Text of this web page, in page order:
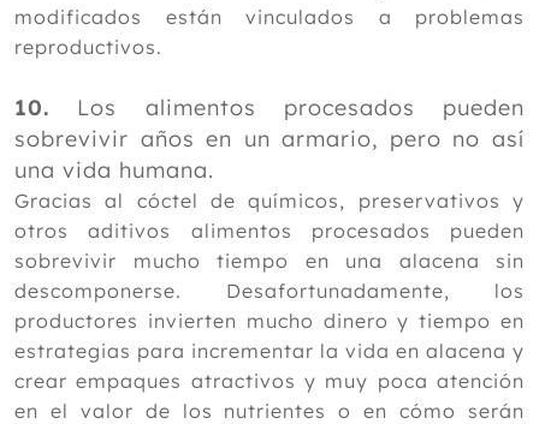
modificados están vinculados a problemas
reproductivos.
10. Los alimentos procesados pueden
sobrevivir años en un armario, pero no así
una vida humana.
Gracias al cóctel de químicos, preservativos y
otros aditivos alimentos procesados pueden
sobrevivir mucho tiempo en una alacena sin
descomponerse. Desafortunadamente, los
productores invierten mucho dinero y tiempo en
estrategias para incrementar la vida en alacena y
crear empaques atractivos y muy poca atención
en el valor de los nutrientes o en cómo serán